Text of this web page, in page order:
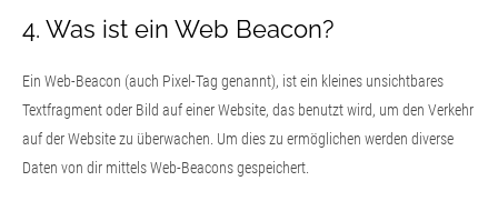
4. Was ist ein Web Beacon?
Ein Web-Beacon (auch Pixel-Tag genannt), ist ein kleines unsichtbares
Textfragment oder Bild auf einer Website, das benutzt wird, um den Verkehr
auf der Website zu überwachen. Um dies zu ermöglichen werden diverse
Daten von dir mittels Web-Beacons gespeichert.